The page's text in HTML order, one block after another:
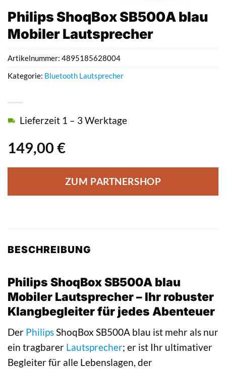
Philips ShoqBox SB500A blau
Mobiler Lautsprecher
149,00 €
Lieferzeit 1 – 3 Werktage
ZUM PARTNERSHOP
Artikelnummer: 4895185628004
Kategorie: Bluetooth Lautsprecher
BESCHREIBUNG
Philips ShoqBox SB500A blau
Mobiler Lautsprecher – Ihr robuster
Klangbegleiter für jedes Abenteuer
Der PhilipsShoqBox SB500A blau ist mehr als nur
ein tragbarer Lautsprecher; er ist Ihr ultimativer
Begleiter für alle Lebenslagen, der